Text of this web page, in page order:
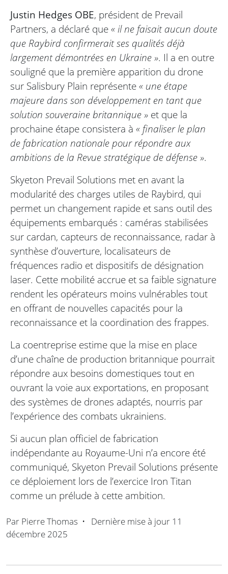
Justin Hedges OBE, président de Prevail
Partners, a déclaré que« il ne faisait aucun doute
que Raybird confirmerait ses qualités déjà
largement démontrées en Ukraine ». Il a en outre
souligné que la première apparition du drone
sur Salisbury Plain représente« une étape
majeure dans son développement en tant que
solution souveraine britannique » et que la
prochaine étape consistera à « finaliser le plan
de fabrication nationale pour répondre aux
ambitions de la Revue stratégique de défense ».
Skyeton Prevail Solutions met en avant la
modularité des charges utiles de Raybird, qui
permet un changement rapide et sans outil des
équipements embarqués : caméras stabilisées
sur cardan, capteurs de reconnaissance, radar à
synthèse d’ouverture, localisateurs de
fréquences radio et dispositifs de désignation
laser. Cette mobilité accrue et sa faible signature
rendent les opérateurs moins vulnérables tout
en offrant de nouvelles capacités pour la
reconnaissance et la coordination des frappes.
La coentreprise estime que la mise en place
d’une chaîne de production britannique pourrait
répondre aux besoins domestiques tout en
ouvrant la voie aux exportations, en proposant
des systèmes de drones adaptés, nourris par
l’expérience des combats ukrainiens.
Si aucun plan officiel de fabrication
indépendante au Royaume-Uni n’a encore été
communiqué, Skyeton Prevail Solutions présente
ce déploiement lors de l’exercice Iron Titan
comme un prélude à cette ambition.
Par Pierre Thomas • Dernière mise à jour 11
décembre 2025